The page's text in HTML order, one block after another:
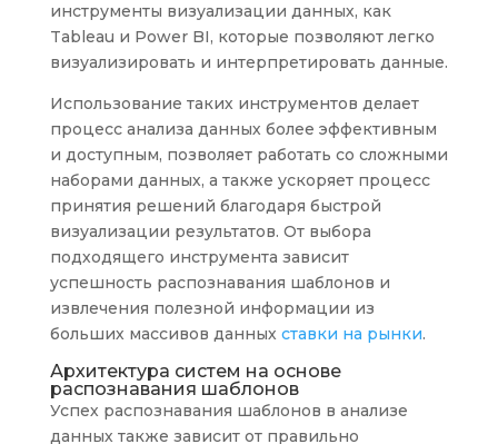
инструменты визуализации данных, как
Tableau и Power BI, которые позволяют легко
визуализировать и интерпретировать данные.
Использование таких инструментов делает
процесс анализа данных более эффективным
и доступным, позволяет работать со сложными
наборами данных, а также ускоряет процесс
принятия решений благодаря быстрой
визуализации результатов. От выбора
подходящего инструмента зависит
успешность распознавания шаблонов и
извлечения полезной информации из
больших массивов данных ставки на рынки.
Архитектура систем на основе
распознавания шаблонов
Успех распознавания шаблонов в анализе
данных также зависит от правильно